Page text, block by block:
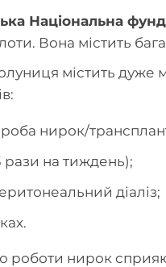
Національна
Вона містить
містить
нирок/
рази на тиждень);
діаліз;
нирок